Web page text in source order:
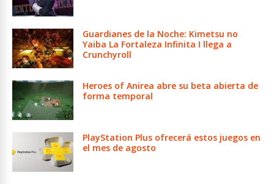
Guardianes de la Noche: Kimetsu no
Yaiba La Fortaleza Infinita I llega a
Crunchyroll
Heroes of Anirea abre su beta abierta de
forma temporal
PlayStation Plus ofrecerá estos juegos en
el mes de agosto